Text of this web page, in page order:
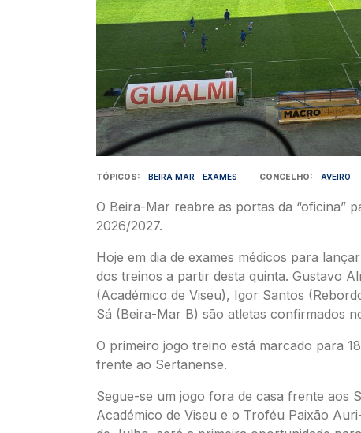
TÓPICOS BEIRA MAR EXAMES CONCELHO AVEIRO
O Beira-Mar reabre as portas da “oficina”
2026/2027.
Hoje em dia de exames médicos para
dos treinos a partir desta quinta. Gustavo
(Académico de Viseu), Igor Santos
Sá (Beira-Mar B) são atletas confirmados
O primeiro jogo treino está marcado para
frente ao Sertanense.
Segue-se um jogo fora de casa frente aos
Académico de Viseu e o Troféu Paixão